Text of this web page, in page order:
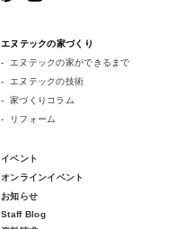
エヌテックの家づくり
エヌテックの家ができるまで
エヌテックの技術
家づくりコラム
リフォーム
イベント
オンラインイベント
お知らせ
Staff Blog